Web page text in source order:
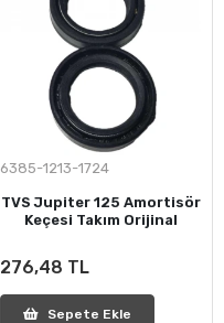
6385-1213-1724
TVS Jupiter 125 Amortisör
Keçesi Takım Orijinal
276,48 TL
Sepete Ekle